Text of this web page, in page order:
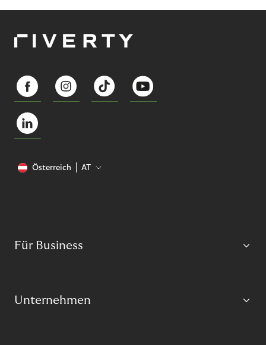
Österreich AT
Für Business
Unternehmen